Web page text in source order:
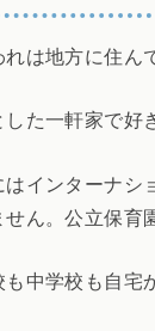
れは地方に住ん
した一軒家で好
はインターナシ
せん。公立保育
も中学校も自宅